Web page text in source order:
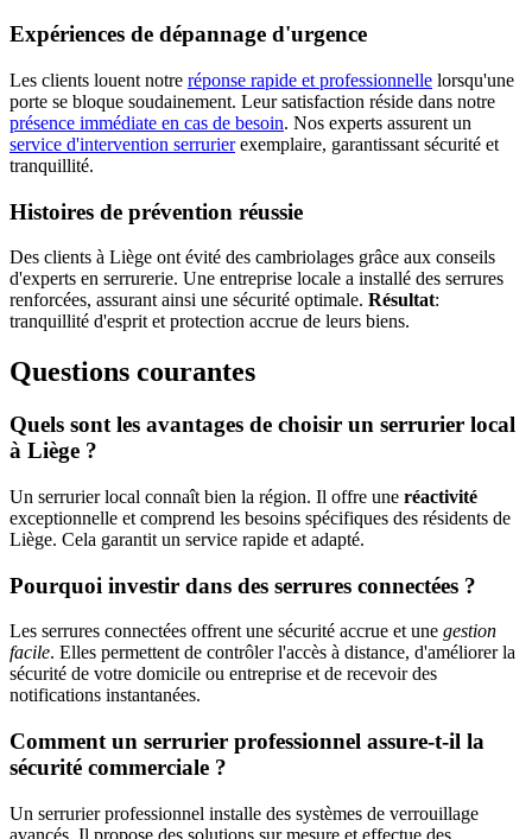
Expériences de dépannage d'urgence
Les clients louent notre réponse rapide et professionnelle lorsqu'une
porte se bloque soudainement. Leur satisfaction réside dans notre
présence immédiate en cas de besoin. Nos experts assurent un
service d'intervention serrurierexemplaire, garantissant sécurité et
tranquillité.
Histoires de prévention réussie
Des clients à Liège ont évité des cambriolages grâce aux conseils
d'experts en serrurerie. Une entreprise locale a installé des serrures
renforcées, assurant ainsi une sécurité optimale. Résultat:
tranquillité d'esprit et protection accrue de leurs biens.
Questions courantes
Quels sont les avantages de choisir un serrurier local
à Liège ?
Un serrurier local connaît bien la région. Il offre une réactivité
exceptionnelle et comprend les besoins spécifiques des résidents de
Liège. Cela garantit un service rapide et adapté.
Pourquoi investir dans des serrures connectées ?
Les serrures connectées offrent une sécurité accrue et une gestion
facile. Elles permettent de contrôler l'accès à distance, d'améliorer la
sécurité de votre domicile ou entreprise et de recevoir des
notifications instantanées.
Comment un serrurier professionnel assure-t-il la
sécurité commerciale ?
Un serrurier professionnel installe des systèmes de verrouillage
avancés. Il propose des solutions sur mesure et effectue des